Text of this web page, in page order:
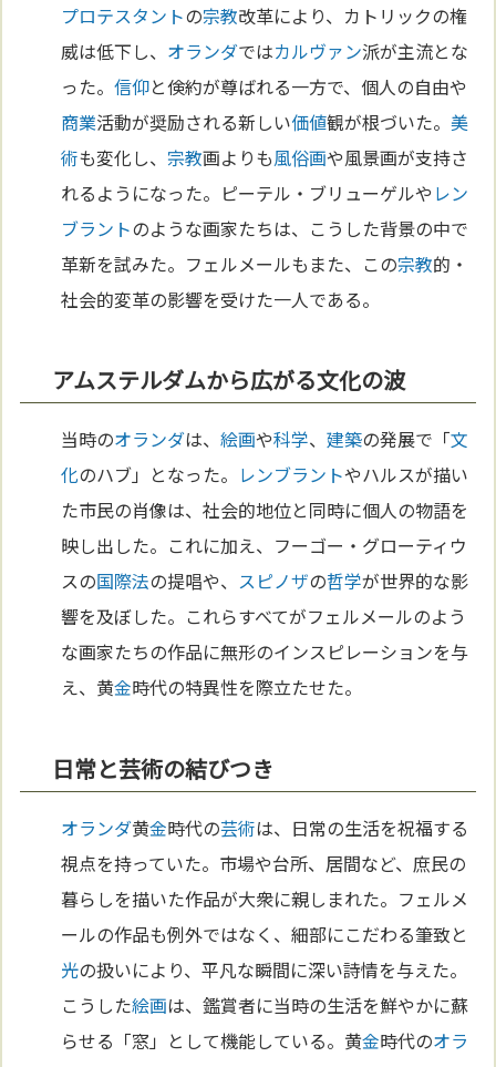
プロテスタントの宗教改革により、カトリックの権
威は低下し、 オランダではカルヴァン派が主流とな
った。信仰と倹約が尊ばれる一方で、個人の自由や
商業活動が奨励される新しい価値観が根づいた。美
術も変化し、 宗教画よりも風俗画や風景画が支持さ
れるようになった。ピーテル・ブリューゲルや レン
ブラントのような画家たちは、こうした背景の中で
革新を試みた。フェルメールもまた、この宗教的・
社会的変革の影響を受けた一人である。
アムステルダムから広がる文化の波
当時のオランダは、絵画や科学、建築の発展で「文
化のハブ」となった。 レンブラントやハルスが描い
た市民の肖像は、社会的地位と同時に個人の物語を
映し出した。これに加え、フーゴー・グローティウ
スの国際法の提唱や、 スピノザの哲学が世界的な影
響を及ぼした。これらすべてがフェルメールのよう
な画家たちの作品に無形のインスピレーションを与
え、黄金時代の特異性を際立たせた。
日常と芸術の結びつき
オランダ黄金時代の芸術は、日常の生活を祝福する
視点を持っていた。市場や台所、居間など、庶民の
暮らしを描いた作品が大衆に親しまれた。フェルメ
ールの作品も例外ではなく、細部にこだわる筆致と
光の扱いにより、平凡な瞬間に深い詩情を与えた。
こうした絵画は、鑑賞者に当時の生活を鮮やかに蘇
らせる「窓」として機能している。黄金時代のオラ